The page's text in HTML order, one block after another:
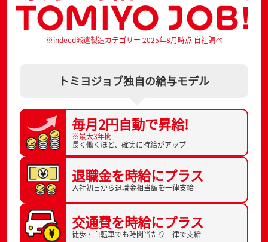
※indeed派遣製造カテゴリー 2025年8月時点 自社調べ
トミヨジョブ独自の給与モデル
毎月2円自動で昇給!
※最大3年間
長く働くほど、 確実に時給がアップ
退職金を時給にプラス
入社初日から退職金相当額を一律支給
交通費を時給にプラス
徒歩・自転車でも時間当たり一律で支給